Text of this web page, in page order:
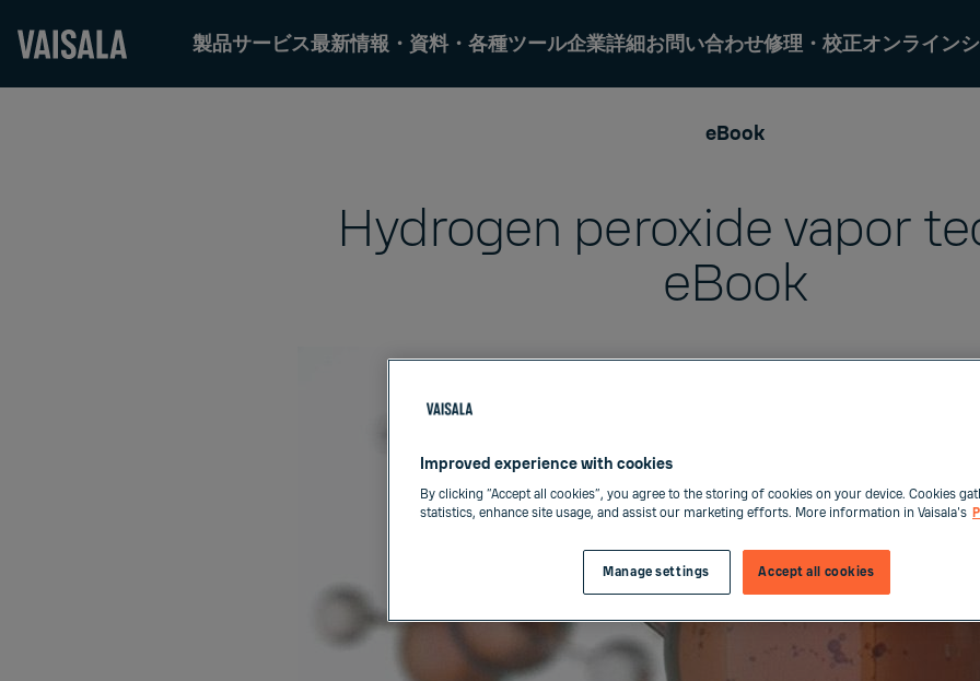
製品サービス最新情報・資料・各種ツール企業詳細お問い合わせ修理・校正オンライン
eBook
Hydrogen peroxide vapor
eBook
Improved experience with cookies
By clicking “Accept all cookies”, you agree to the storing of cookies on your device. Cookies
statistics, enhance site usage, and assist our marketing efforts. More information in Vaisala's
Accept all cookies
Manage settings